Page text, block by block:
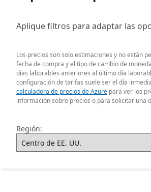
Aplique filtros para adaptar las
Los precios son solo estimaciones y no están
fecha de compra y el tipo de cambio de
días laborables anteriores al último día
configuración de tarifas suele ser el día
calculadora de precios de Azure para ver los
información sobre precios o para solicitar una
Región: